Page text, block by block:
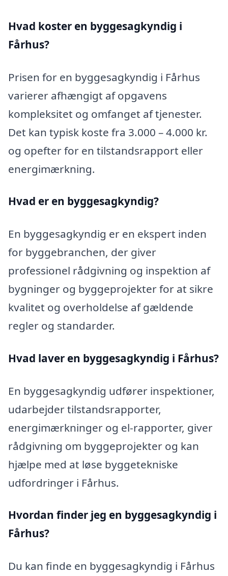
Hvad koster en byggesagkyndig i
Fårhus?
Prisen for en byggesagkyndig i Fårhus
varierer afhængigt af opgavens
kompleksitet og omfanget af tjenester.
Det kan typisk koste fra 3.000 – 4.000 kr.
og opefter for en tilstandsrapport eller
energimærkning.
Hvad er en byggesagkyndig?
En byggesagkyndig er en ekspert inden
for byggebranchen, der giver
professionel rådgivning og inspektion af
bygninger og byggeprojekter for at sikre
kvalitet og overholdelse af gældende
regler og standarder.
Hvad laver en byggesagkyndig i Fårhus?
En byggesagkyndig udfører inspektioner,
udarbejder tilstandsrapporter,
energimærkninger og el-rapporter, giver
rådgivning om byggeprojekter og kan
hjælpe med at løse byggetekniske
udfordringer i Fårhus.
Hvordan finder jeg en byggesagkyndig i
Fårhus?
Du kan finde en byggesagkyndig i Fårhus